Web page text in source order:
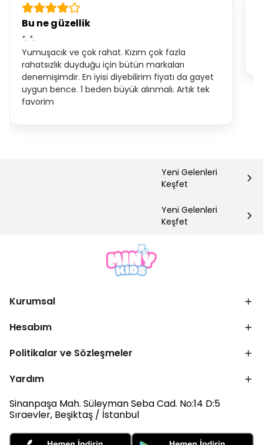
Bu ne güzellik
*. *.
Yumuşacık ve çok rahat. Kızım çok fazla
rahatsızlık duyduğu için bütün markaları
denemişimdir. En iyisi diyebilirim fiyatı da gayet
uygun bence. 1 beden büyük alınmalı. Artık tek
favorim
Yeni Gelenleri
Keşfet
Yeni Gelenleri
Keşfet
Kurumsal
Hesabım
Politikalar ve Sözleşmeler
Yardım
Sinanpaşa Mah. Süleyman Seba Cad. No:14 D:5
Sıraevler, Beşiktaş / İstanbul